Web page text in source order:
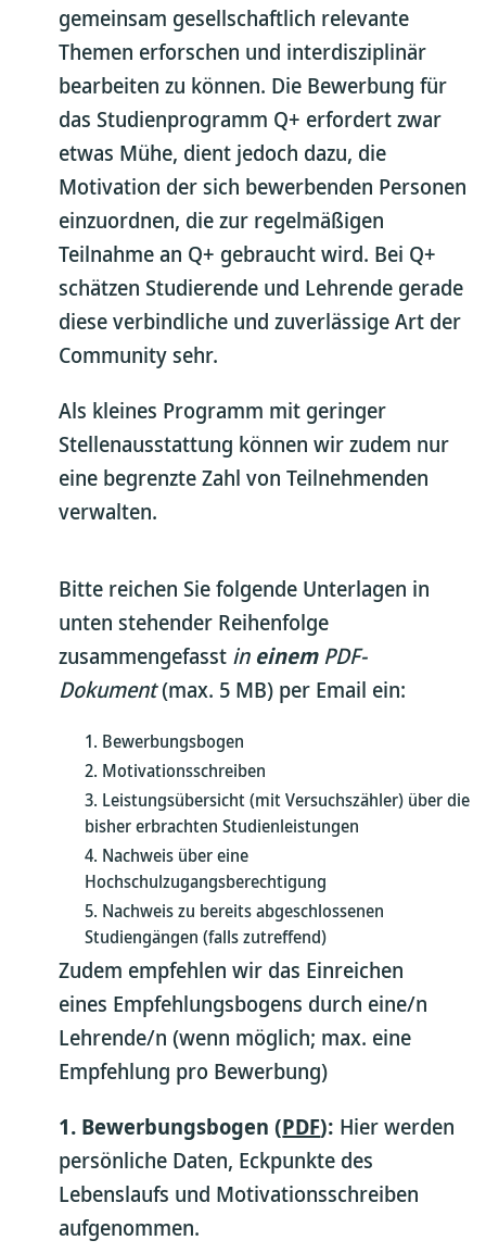
gemeinsam gesellschaftlich relevante
Themen erforschen und interdisziplinär
bearbeiten zu können. Die Bewerbung für
das Studienprogramm Q+ erfordert zwar
etwas Mühe, dient jedoch dazu, die
Motivation der sich bewerbenden Personen
einzuordnen, die zur regelmäßigen
Teilnahme an Q+ gebraucht wird. Bei Q+
schätzen Studierende und Lehrende gerade
diese verbindliche und zuverlässige Art der
Community sehr.
Als kleines Programm mit geringer
Stellenausstattung können wir zudem nur
eine begrenzte Zahl von Teilnehmenden
verwalten.
Bitte reichen Sie folgende Unterlagen in
unten stehender Reihenfolge
zusammengefasst ineinemPDF-
Dokument(max. 5 MB) per Email ein:
Bewerbungsbogen
Motivationsschreiben
Leistungsübersicht (mit Versuchszähler) über die
bisher erbrachten Studienleistungen
Nachweis über eine
Hochschulzugangsberechtigung
Nachweis zu bereits abgeschlossenen
Studiengängen (falls zutreffend)
Zudem empfehlen wir das Einreichen
eines Empfehlungsbogens durch eine/n
Lehrende/n (wenn möglich; max. eine
Empfehlung pro Bewerbung)
1. Bewerbungsbogen (PDF): Hier werden
persönliche Daten, Eckpunkte des
Lebenslaufs und Motivationsschreiben
aufgenommen.